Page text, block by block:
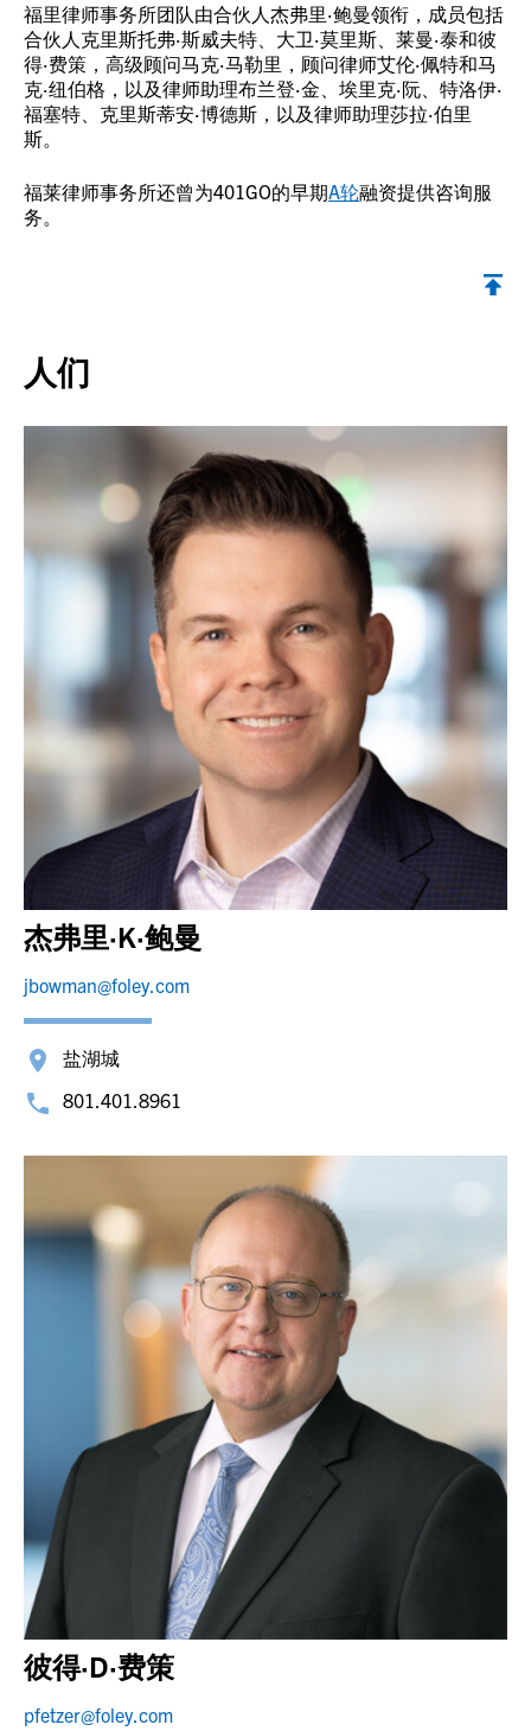
福里律师事务所团队由合伙人杰弗里·鲍曼领衔，成员包括
合伙人克里斯托弗·斯威夫特、大卫·莫里斯、莱曼·泰和彼
得·费策，高级顾问马克·马勒里，顾问律师艾伦·佩特和马
克·纽伯格，以及律师助理布兰登·金、埃里克·阮、特洛伊·
福塞特、克里斯蒂安·博德斯，以及律师助理莎拉·伯里
斯。
福莱律师事务所还曾为401GO的早期A轮融资提供咨询服
务。
人们
杰弗里·K·鲍曼
jbowman@foley.com
盐湖城
801.401.8961
彼得·D·费策
pfetzer@foley.com